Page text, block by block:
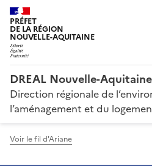
PRÉFET
DE LA RÉGION
NOUVELLE-AQUITAINE
DREAL Nouvelle-Aquitaine
Direction régionale de
l’aménagement et du
Voir le fil d'Ariane